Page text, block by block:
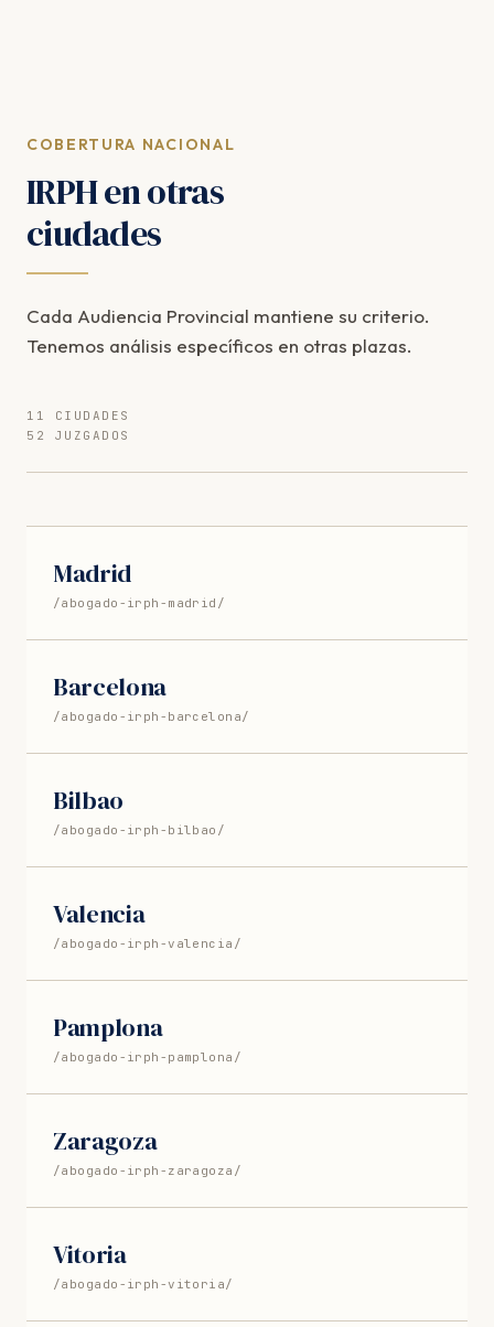
COBERTURA NACIONAL
IRPH en otras
ciudades
Cada Audiencia Provincial mantiene su criterio.
Tenemos análisis específicos en otras plazas.
11 CIUDADES
52 JUZGADOS
Madrid
/abogado-irph-madrid/
Barcelona
/abogado-irph-barcelona/
Bilbao
/abogado-irph-bilbao/
Valencia
/abogado-irph-valencia/
Pamplona
/abogado-irph-pamplona/
Zaragoza
/abogado-irph-zaragoza/
Vitoria
/abogado-irph-vitoria/